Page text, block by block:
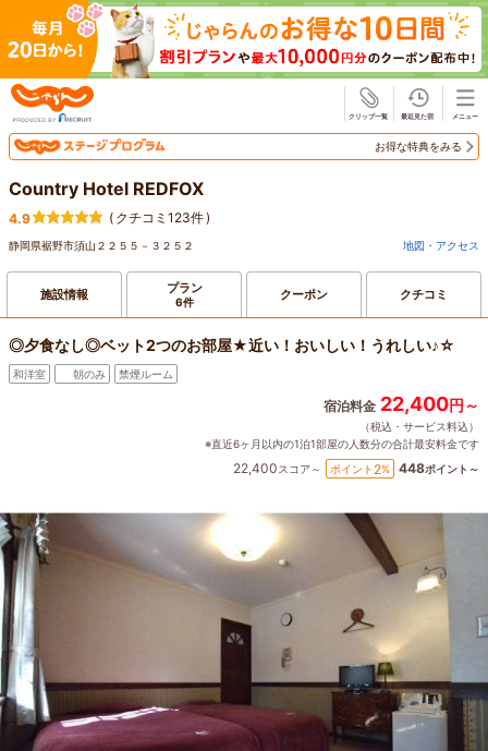
お得な特典をみる
Country Hotel REDFOX
4.9 ( クチコミ123件)
静岡県裾野市須山２２５５－３２５２ 地図・アクセス
施設情報 プラン
6件 クーポン クチコミ
◎夕食なし◎ベット2つのお部屋★近い！おいしい！うれしい♪☆
和洋室 朝のみ 禁煙ルーム
宿泊料金 22,400円～
（税込・サービス料込）
※直近6ヶ月以内の1泊1部屋の人数分の合計最安料金です
22,400スコア～ ポイント 2% 448ポイント～